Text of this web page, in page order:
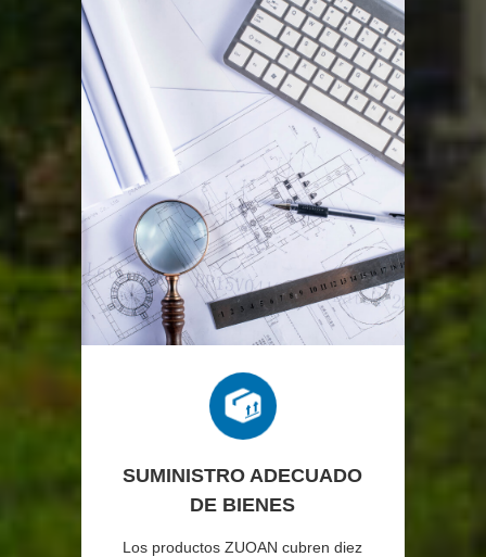
SUMINISTRO ADECUADO
DE BIENES
Los productos ZUOAN cubren diez